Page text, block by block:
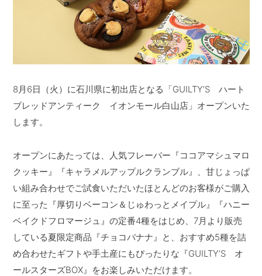
8月6日（火）に石川県に初出店となる「GUILTY’S ハート
ブレッドアンティーク イオンモール白山店」オープンいた
します。
オープンにあたっては、人気フレーバー『ココアマシュマロ
クッキー』『キャラメルアップルクランブル』、甘じょっぱ
い組み合わせでご試食いただいたほとんどのお客様がご購入
に至った『厚切りベーコン＆じゅわっとメイプル』『ハニー
ベイクドフロマージュ』の定番4種をはじめ、7月より販売
している夏限定商品『チョコバナナ』と、おすすめ5種を詰
め合わせたギフトや手土産にもぴったりな『GUILTY’S オ
ールスターズBOX』をお楽しみいただけます。